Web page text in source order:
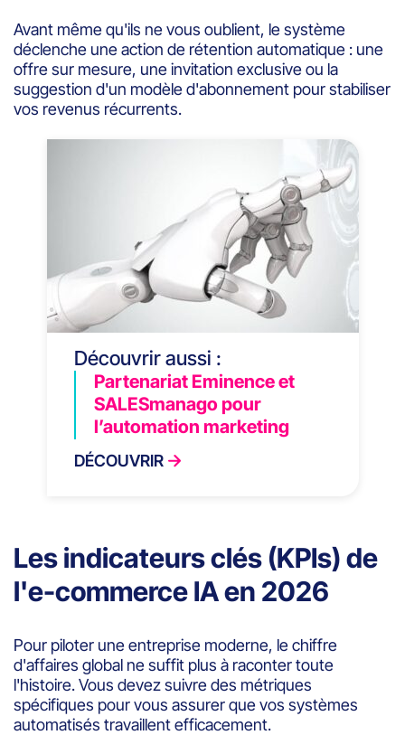
Avant même qu'ils ne vous oublient, le système
déclenche une action de rétention automatique : une
offre sur mesure, une invitation exclusive ou la
suggestion d'un modèle d'abonnement pour stabiliser
vos revenus récurrents.
Découvrir aussi :
Partenariat Eminence et
SALESmanago pour
l’automation marketing
DÉCOUVRIR
Les indicateurs clés (KPIs) de
l'e-commerce IA en 2026
Pour piloter une entreprise moderne, le chiffre
d'affaires global ne suffit plus à raconter toute
l'histoire. Vous devez suivre des métriques
spécifiques pour vous assurer que vos systèmes
automatisés travaillent efficacement.